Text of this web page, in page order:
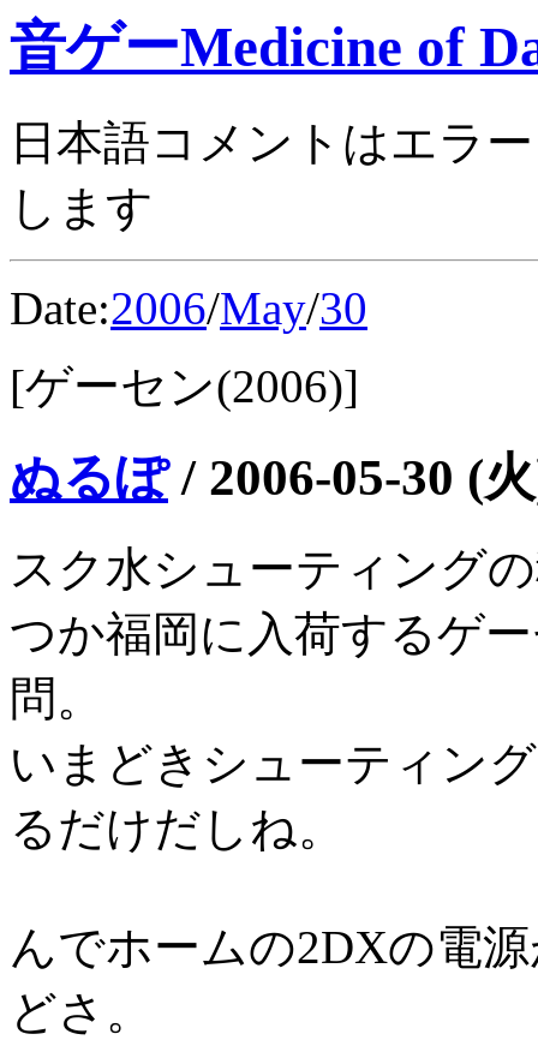
音ゲーMedicine of
日本語コメントはエラ
します
Date:2006/May/30
[ゲーセン(2006)]
ぬるぽ/ 2006-05-30 (
スク水シューティング
つか福岡に入荷するゲ
問。
いまどきシューティン
るだけだしね。
んでホームの2DXの電
どさ。